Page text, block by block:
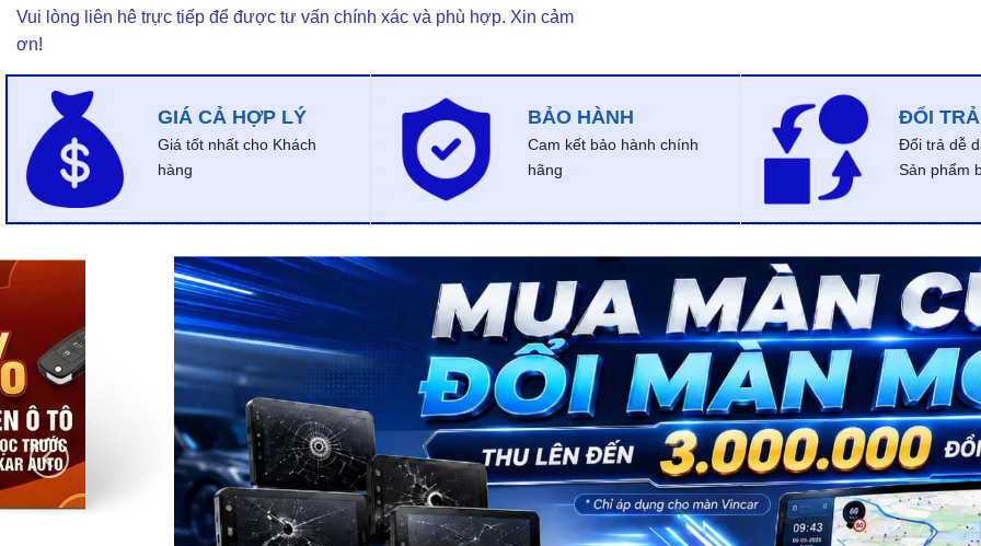
Vui lòng liên hê trực tiếp để được tư vấn chính xác và phù hợp. Xin cảm
ơn!
GIÁ CẢ HỢP LÝ
Giá tốt nhất cho Khách
hàng
BẢO HÀNH
Cam kết bảo hành chính
hãng
ĐỔI TRẢ
Đổi trả dễ
Sản phẩm